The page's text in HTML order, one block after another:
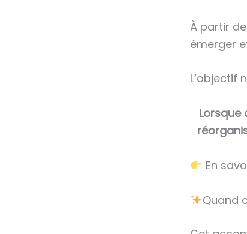
À partir de
émerger
L’objectif
Lorsque
En
Quand